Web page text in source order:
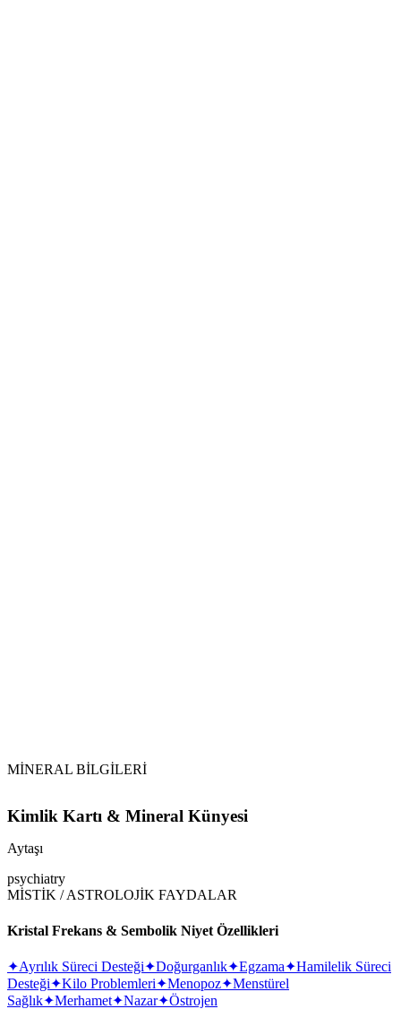
MİNERAL BİLGİLERİ
Kimlik Kartı & Mineral Künyesi
Aytaşı
psychiatry
MİSTİK / ASTROLOJİK FAYDALAR
Kristal Frekans & Sembolik Niyet Özellikleri
✦Ayrılık Süreci Desteği✦Doğurganlık✦Egzama✦Hamilelik Süreci
Desteği✦Kilo Problemleri✦Menopoz✦Menstürel
Sağlık✦Merhamet✦Nazar✦Östrojen